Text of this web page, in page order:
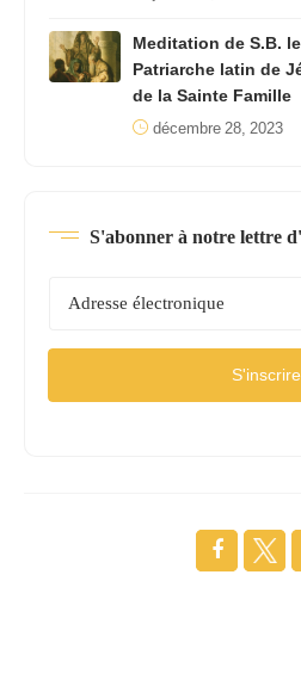
Meditation de S.B.
Patriarche latin de
de la Sainte Famille
décembre 28, 2023
S'abonner à notre lettre
S'inscrire